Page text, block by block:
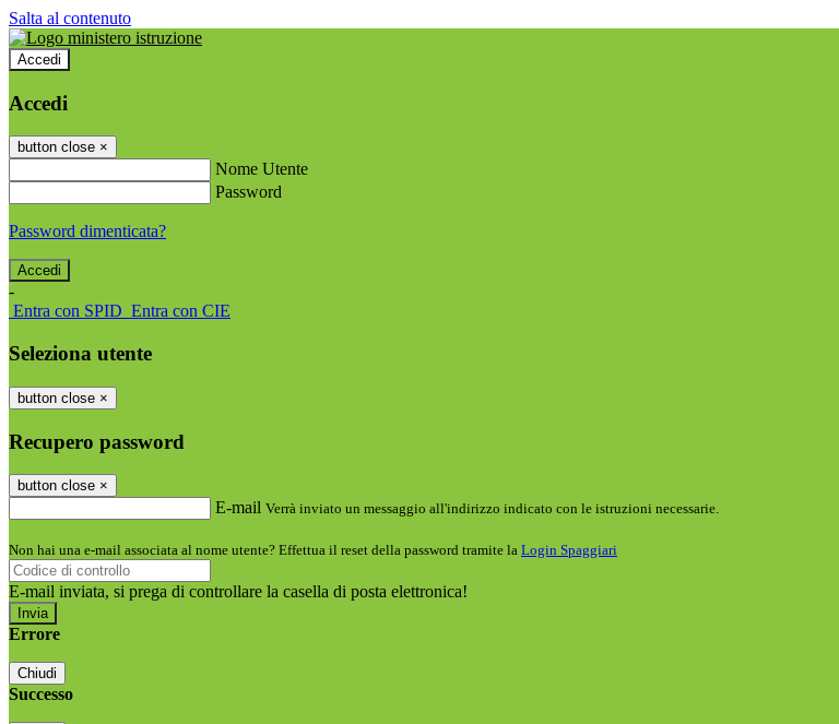
Salta al contenuto
Accedi
Accedi
button close ×
Nome Utente
Password
Password dimenticata?
-
Entra con SPID Entra con CIE
Seleziona utente
button close ×
Recupero password
button close ×
E-mail Verrà inviato un messaggio all'indirizzo indicato con le istruzioni necessarie.
Non hai una e-mail associata al nome utente? Effettua il reset della password tramite la Login Spaggiari
E-mail inviata, si prega di controllare la casella di posta elettronica!
Errore
Chiudi
Successo